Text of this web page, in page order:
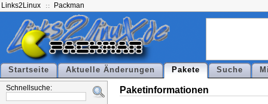
Links2Linux Packman
Startseite Aktuelle Änderungen Pakete Suche
Schnellsuche:
Paketinformationen